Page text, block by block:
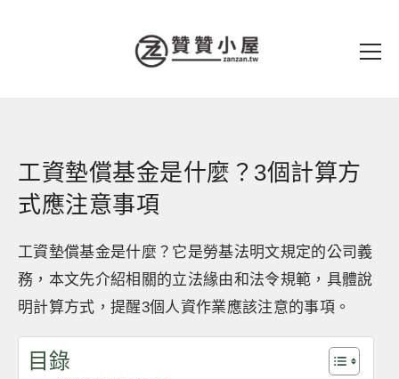
工資墊償基金是什麼？3個計算方
式應注意事項
工資墊償基金是什麼？它是勞基法明文規定的公司義
務，本文先介紹相關的立法緣由和法令規範，具體說
明計算方式，提醒3個人資作業應該注意的事項。
目錄